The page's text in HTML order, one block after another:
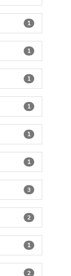
1
1
1
1
1
1
3
2
1
2